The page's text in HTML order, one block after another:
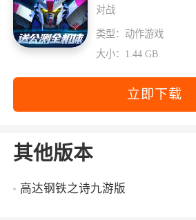
对战
类型：动作游戏
大小：1.44 GB
立即下载
其他版本
高达钢铁之诗九游版